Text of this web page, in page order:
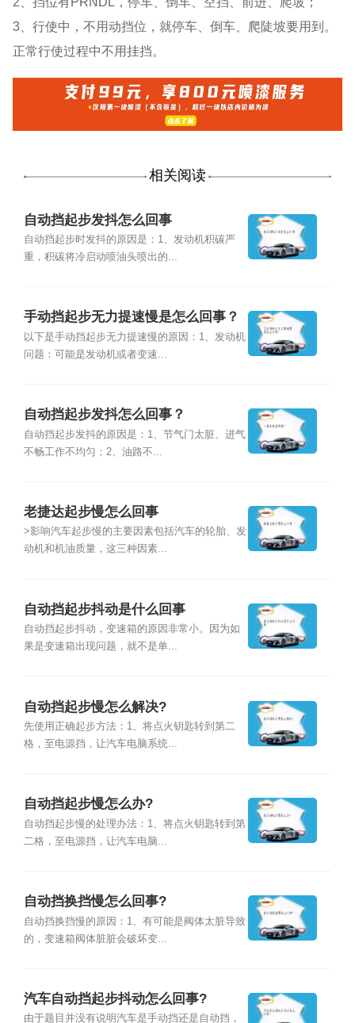
3、行使中，不用动挡位，就停车、倒车、爬陡坡要用到。
正常行使过程中不用挂挡。
相关阅读
自动挡起步发抖怎么回事
自动挡起步时发抖的原因是：1、发动机积碳严
重，积碳将冷启动喷油头喷出的...
手动挡起步无力提速慢是怎么回事？
以下是手动挡起步无力提速慢的原因：1、发动机
问题：可能是发动机或者变速...
自动挡起步发抖怎么回事？
自动挡起步发抖的原因是：1、节气门太脏、进气
不畅工作不均匀；2、油路不...
老捷达起步慢怎么回事
>影响汽车起步慢的主要因素包括汽车的轮胎、发
动机和机油质量，这三种因素...
自动挡起步抖动是什么回事
自动挡起步抖动，变速箱的原因非常小。因为如
果是变速箱出现问题，就不是单...
自动挡起步慢怎么解决?
先使用正确起步方法：1、将点火钥匙转到第二
格，至电源挡，让汽车电脑系统...
自动挡起步慢怎么办?
自动挡起步慢的处理办法：1、将点火钥匙转到第
二格，至电源挡，让汽车电脑...
自动挡换挡慢怎么回事?
自动挡换挡慢的原因：1、有可能是阀体太脏导致
的，变速箱阀体脏脏会破坏变...
汽车自动挡起步抖动怎么回事?
由于题目并没有说明汽车是手动挡还是自动挡，